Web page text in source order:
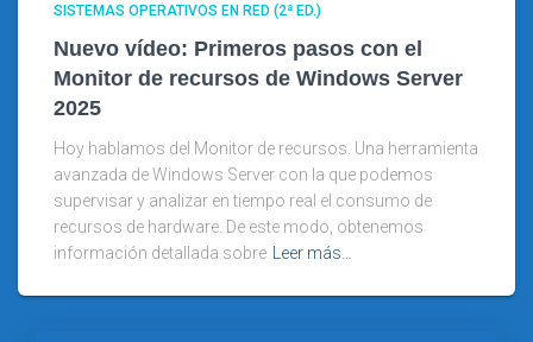
SISTEMAS OPERATIVOS EN RED (2ª ED.)
Nuevo vídeo: Primeros pasos con el
Monitor de recursos de Windows Server
2025
Hoy hablamos del Monitor de recursos. Una herramienta
avanzada de Windows Server con la que podemos
supervisar y analizar en tiempo real el consumo de
recursos de hardware. De este modo, obtenemos
información detallada sobre Leer más…